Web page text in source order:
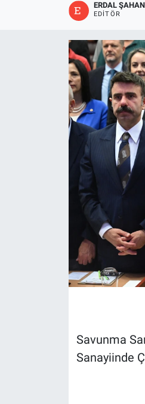
ERDAL ŞAHAN
EDITÖR
Savunma
Sanayiinde